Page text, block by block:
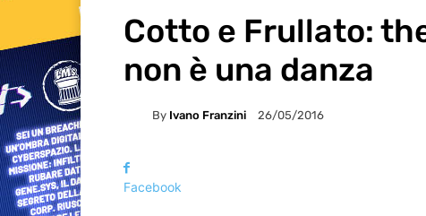
Cotto e Frullato:
non è una danza
By Ivano Franzini 26/05/2016
Facebook